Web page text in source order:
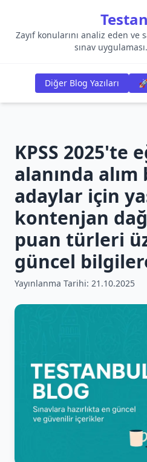
Zayıf konularını analiz eden
sınav
Diğer Blog Yazıları
KPSS 2025'te
alanında
adaylar için
kontenjan
puan türleri
güncel
Yayınlanma Tarihi: 21.10.2025